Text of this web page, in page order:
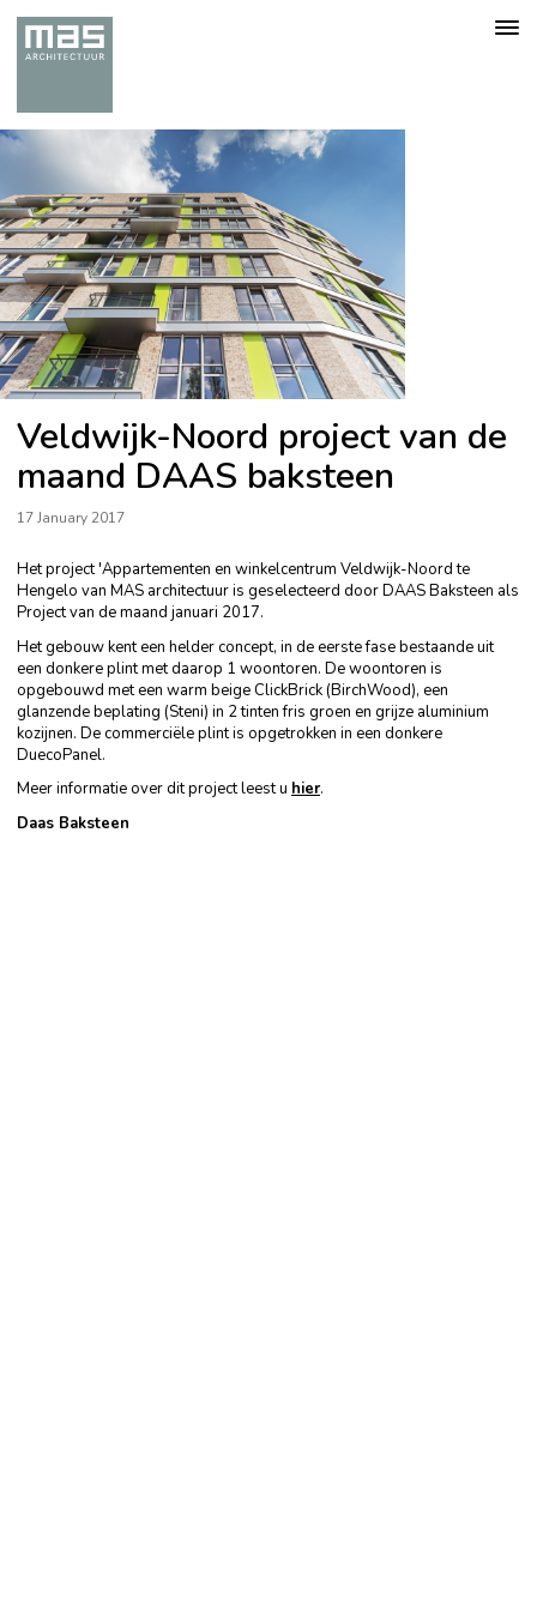
Veldwijk-Noord project van de
maand DAAS baksteen
17 January 2017
Het project 'Appartementen en winkelcentrum Veldwijk-Noord te
Hengelo van MAS architectuur is geselecteerd door DAAS Baksteen als
Project van de maand januari 2017.
Het gebouw kent een helder concept, in de eerste fase bestaande uit
een donkere plint met daarop 1 woontoren. De woontoren is
opgebouwd met een warm beige ClickBrick (BirchWood), een
glanzende beplating (Steni) in 2 tinten fris groen en grijze aluminium
kozijnen. De commerciële plint is opgetrokken in een donkere
DuecoPanel.
Meer informatie over dit project leest u hier.
Daas Baksteen